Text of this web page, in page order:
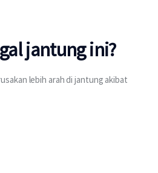
jantung ini?
lebih arah di jantung akibat